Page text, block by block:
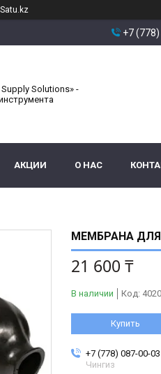
+7
Solutions» -
АКЦИИ О НАС
МЕМБРАНА
21 600 ₸
В наличии Код:
Купить
+7 (778) 087-00-03
Чингиз